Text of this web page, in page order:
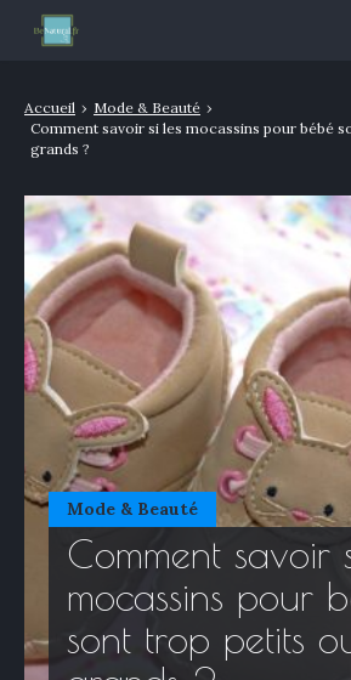
Mode & Beauté
Comment savoir
mocassins pour
sont trop petits
Accueil › Mode & Beauté ›
Comment savoir si les mocassins pour bébé
grands ?
Bien-être & Santé
Nutrition
Sport
Bio/Naturel
GLOSSAIRE